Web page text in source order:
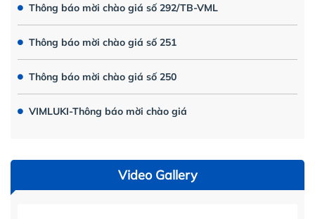
Thông báo mời chào giá số 292/TB-VML
Thông báo mời chào giá số 251
Thông báo mời chào giá số 250
VIMLUKI-Thông báo mời chào giá
Video Gallery